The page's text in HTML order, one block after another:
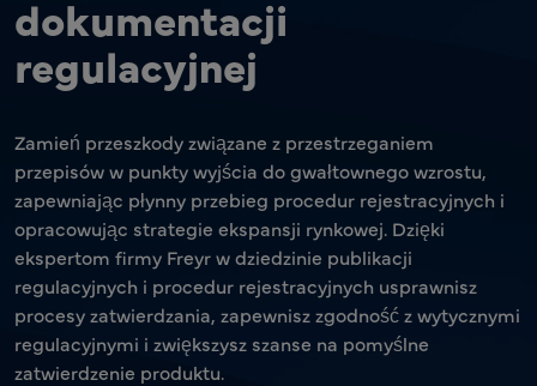
dokumentacji
regulacyjnej
Zamień przeszkody związane z przestrzeganiem
przepisów w punkty wyjścia do gwałtownego wzrostu,
zapewniając płynny przebieg procedur rejestracyjnych i
opracowując strategie ekspansji rynkowej. Dzięki
ekspertom firmy Freyr w dziedzinie publikacji
regulacyjnych i procedur rejestracyjnych usprawnisz
procesy zatwierdzania, zapewnisz zgodność z wytycznymi
regulacyjnymi i zwiększysz szanse na pomyślne
zatwierdzenie produktu.